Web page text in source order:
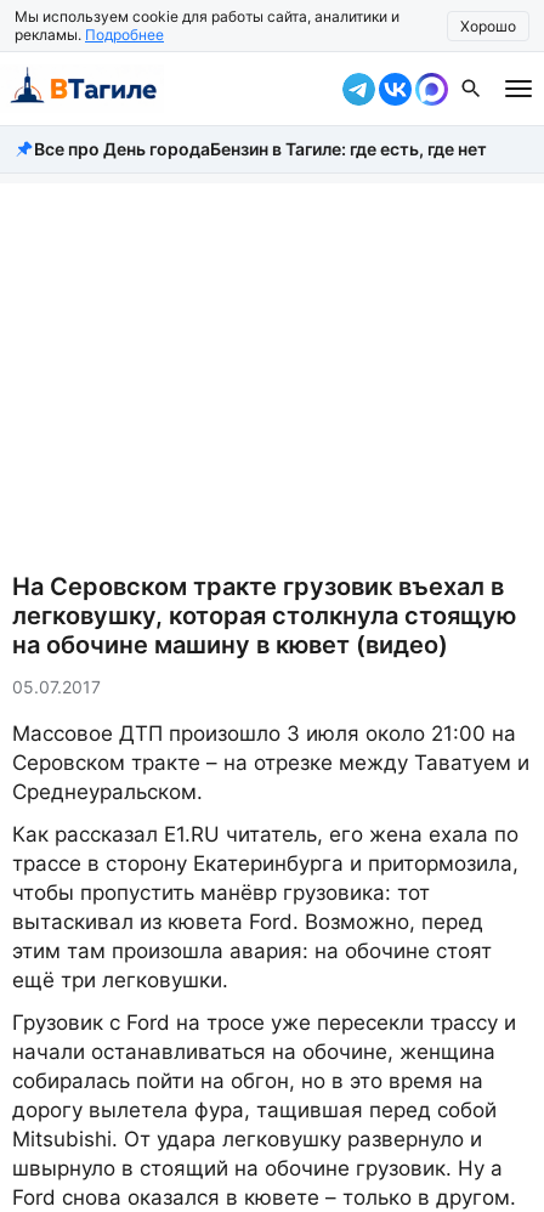
Мы используем cookie для работы сайта, аналитики и
рекламы. Подробнее Хорошо
Все новости
Все про День городаБензин в Тагиле: где есть, где нет
На Серовском тракте грузовик въехал в
легковушку, которая столкнула стоящую
на обочине машину в кювет (видео)
05.07.2017
Массовое ДТП произошло 3 июля около 21:00 на
Серовском тракте – на отрезке между Таватуем и
Среднеуральском.
Как рассказал E1.RU читатель, его жена ехала по
трассе в сторону Екатеринбурга и притормозила,
чтобы пропустить манёвр грузовика: тот
вытаскивал из кювета Ford. Возможно, перед
этим там произошла авария: на обочине стоят
ещё три легковушки.
Грузовик с Ford на тросе уже пересекли трассу и
начали останавливаться на обочине, женщина
собиралась пойти на обгон, но в это время на
дорогу вылетела фура, тащившая перед собой
Mitsubishi. От удара легковушку развернуло и
швырнуло в стоящий на обочине грузовик. Ну а
Ford снова оказался в кювете – только в другом.